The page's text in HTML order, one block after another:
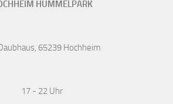
HUMMELPARK
65239 Hochheim
17 - 22 Uhr